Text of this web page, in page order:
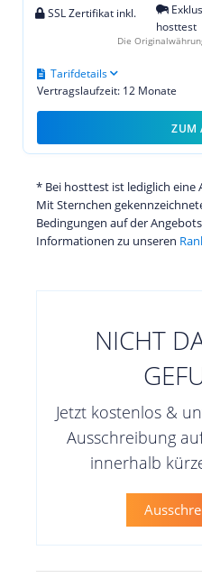
SSL Zertifikat inkl.
hosttest
Vertragslaufzeit: 12 Monate
Tarifdetails
Die
ZUM
* Bei hosttest ist lediglich
Mit Sternchen
Bedingungen auf der
Informationen zu unseren
NICHT
Jetzt kostenlos &
Ausschreibung
innerhalb